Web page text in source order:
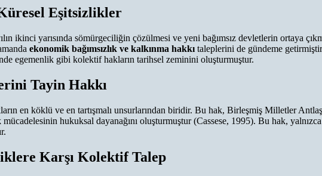
Eşitsizlikler
ikinci yarısında sömürgeciliğin çözülmesi ve yeni bağımsız devletlerin ortaya
ekonomik bağımsızlık ve kalkınma hakkı taleplerini de gündeme
egemenlik gibi kolektif hakların tarihsel zeminini oluşturmuştur.
Tayin Hakkı
en köklü ve en tartışmalı unsurlarından biridir. Bu hak, Birleşmiş Milletler
hukuksal dayanağını oluşturmuştur (Cassese, 1995). Bu hak,
Karşı Kolektif Talep